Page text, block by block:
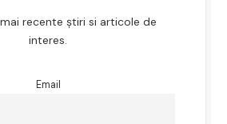
recente știri si articole de
interes.
Email